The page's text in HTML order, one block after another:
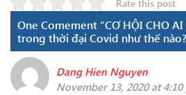
Rate this post
One Comement “CƠ HỘI CHO
trong thời đại Covid như thế
Dang Hien Nguyen
November 13, 2020 at 4:10